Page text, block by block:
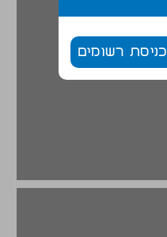
כניסת רשומים